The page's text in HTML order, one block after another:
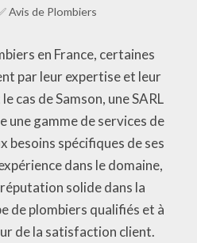
Avis de Plombiers
en France, certaines
par leur expertise et leur
cas de Samson, une SARL
une gamme de services de
besoins spécifiques de ses
dans le domaine,
solide dans la
de plombiers qualifiés et à
de la satisfaction client.